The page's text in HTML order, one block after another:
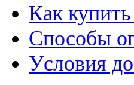
Как
Способы
Уcловия